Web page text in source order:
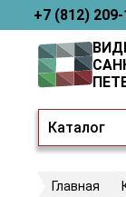
+7 (812)
Каталог
Главная